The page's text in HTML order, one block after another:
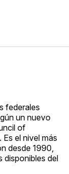
federales
un nuevo
of
el nivel más
desde 1990,
disponibles del